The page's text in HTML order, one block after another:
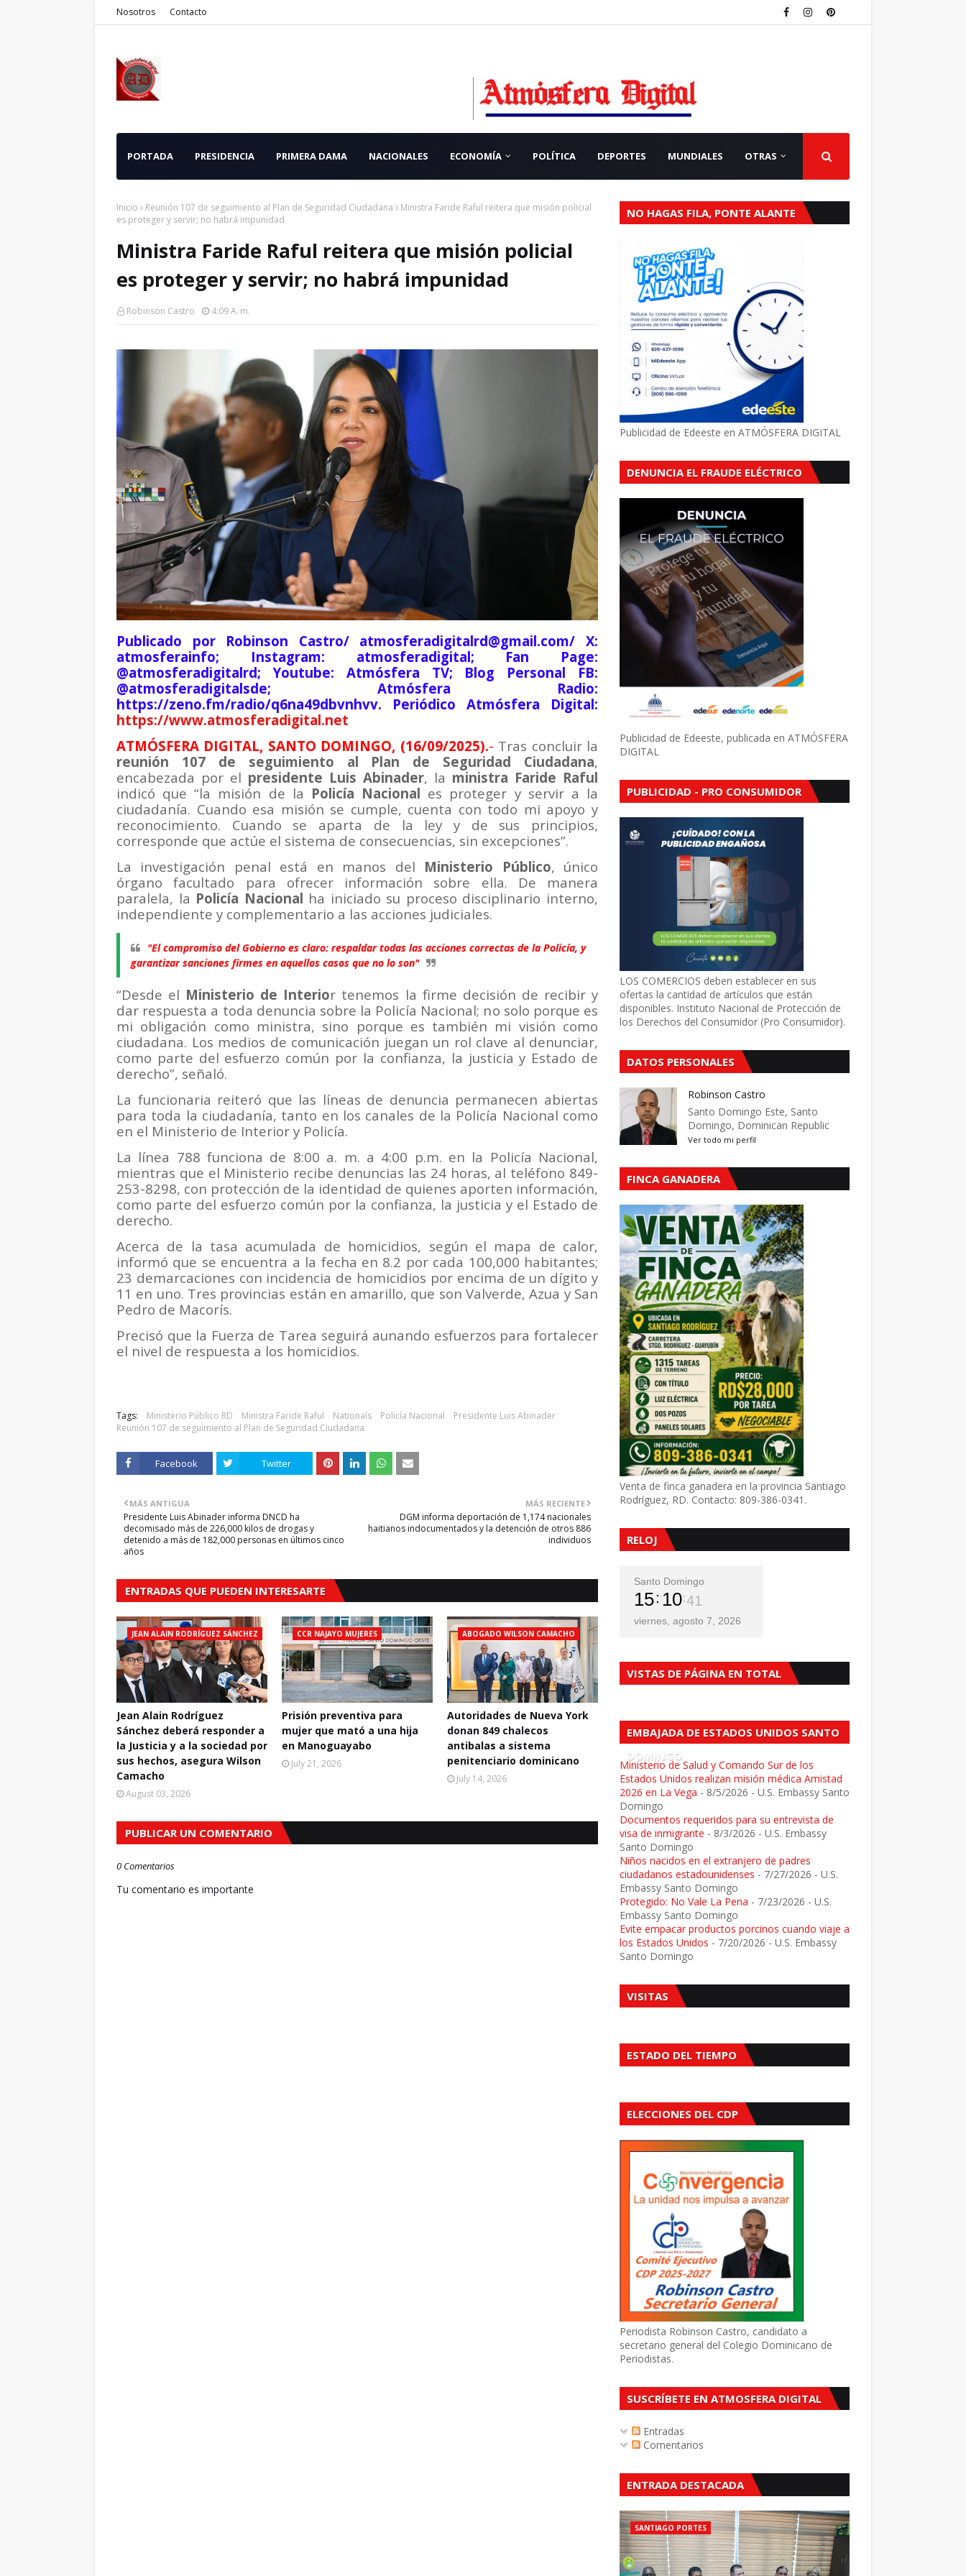
Nosotros Contacto
PORTADA PRESIDENCIA PRIMERA DAMA NACIONALES ECONOMÍA POLÍTICA DEPORTES MUNDIALES OTRAS
Inicio Reunión 107 de seguimiento al Plan de Seguridad Ciudadana
Ministra Faride Raful reitera que misión policial
es proteger y servir; no habrá impunidad
Ministra Faride Raful reitera que misión policial
es proteger y servir; no habrá impunidad
Robinson Castro 4:09 A. M.
Publicado por Robinson Castro/ atmosferadigitalrd@gmail.com/ X:
atmosferainfo; Instagram: atmosferadigital; Fan Page:
@atmosferadigitalrd; Youtube: Atmósfera TV; Blog Personal FB:
@atmosferadigitalsde; Atmósfera Radio:
https://zeno.fm/radio/q6na49dbvnhvv. Periódico Atmósfera Digital:
https://www.atmosferadigital.net
ATMÓSFERA DIGITAL, SANTO DOMINGO, (16/09/2025).- Tras concluir la
reunión 107 de seguimiento al Plan de Seguridad Ciudadana,
encabezada por el presidente Luis Abinader, la ministra Faride Raful
indicó que “la misión de la Policía Nacional es proteger y servir a la
ciudadanía. Cuando esa misión se cumple, cuenta con todo mi apoyo y
reconocimiento. Cuando se aparta de la ley y de sus principios,
corresponde que actúe el sistema de consecuencias, sin excepciones”.
La investigación penal está en manos del Ministerio Público, único
órgano facultado para ofrecer información sobre ella. De manera
paralela, la Policía Nacional ha iniciado su proceso disciplinario interno,
independiente y complementario a las acciones judiciales.
"El compromiso del Gobierno es claro: respaldar todas las acciones correctas de la Policía, y
garantizar sanciones firmes en aquellos casos que no lo son"
“Desde el Ministerio de Interior tenemos la firme decisión de recibir y
dar respuesta a toda denuncia sobre la Policía Nacional; no solo porque es
mi obligación como ministra, sino porque es también mi visión como
ciudadana. Los medios de comunicación juegan un rol clave al denunciar,
como parte del esfuerzo común por la confianza, la justicia y Estado de
derecho”, señaló.
La funcionaria reiteró que las líneas de denuncia permanecen abiertas
para toda la ciudadanía, tanto en los canales de la Policía Nacional como
en el Ministerio de Interior y Policía.
La línea 788 funciona de 8:00 a. m. a 4:00 p.m. en la Policía Nacional,
mientras que el Ministerio recibe denuncias las 24 horas, al teléfono 849-
253-8298, con protección de la identidad de quienes aporten información,
como parte del esfuerzo común por la confianza, la justicia y el Estado de
derecho.
Acerca de la tasa acumulada de homicidios, según el mapa de calor,
informó que se encuentra a la fecha en 8.2 por cada 100,000 habitantes;
23 demarcaciones con incidencia de homicidios por encima de un dígito y
11 en uno. Tres provincias están en amarillo, que son Valverde, Azua y San
Pedro de Macorís.
Precisó que la Fuerza de Tarea seguirá aunando esfuerzos para fortalecer
el nivel de respuesta a los homicidios.
Tags: Ministerio Público RD Ministra Faride Raful Nationals Policía Nacional
Presidente Luis Abinader
Reunión 107 de seguimiento al Plan de Seguridad Ciudadana
Facebook Twitter
MÁS RECIENTE
DGM informa deportación de 1,174 nacionales
haitianos indocumentados y la detención de otros 886
individuos
MÁS ANTIGUA
Presidente Luis Abinader informa DNCD ha
decomisado más de 226,000 kilos de drogas y
detenido a más de 182,000 personas en últimos cinco
años
ENTRADAS QUE PUEDEN INTERESARTE
JEAN ALAIN RODRÍGUEZ SÁNCHEZ
Jean Alain Rodríguez
Sánchez deberá responder a
la Justicia y a la sociedad por
sus hechos, asegura Wilson
Camacho
August 03, 2026
CCR NAJAYO MUJERES
Prisión preventiva para
mujer que mató a una hija
en Manoguayabo
July 21, 2026
ABOGADO WILSON CAMACHO
Autoridades de Nueva York
donan 849 chalecos
antibalas a sistema
penitenciario dominicano
July 14, 2026
PUBLICAR UN COMENTARIO
0 Comentarios
Tu comentario es importante
NO HAGAS FILA, PONTE ALANTE
Publicidad de Edeeste en ATMÓSFERA DIGITAL
DENUNCIA EL FRAUDE ELÉCTRICO
Publicidad de Edeeste, publicada en ATMÓSFERA
DIGITAL
PUBLICIDAD - PRO CONSUMIDOR
LOS COMERCIOS deben establecer en sus
ofertas la cantidad de artículos que están
disponibles. Instituto Nacional de Protección de
los Derechos del Consumidor (Pro Consumidor).
DATOS PERSONALES
Robinson Castro
Santo Domingo Este, Santo
Domingo, Dominican Republic
Ver todo mi perfil
FINCA GANADERA
Venta de finca ganadera en la provincia Santiago
Rodríguez, RD. Contacto: 809-386-0341.
RELOJ
Santo Domingo
15 10 42
viernes, agosto 7, 2026
VISTAS DE PÁGINA EN TOTAL
EMBAJADA DE ESTADOS UNIDOS SANTO
DOMINGO
Ministerio de Salud y Comando Sur de los
Estados Unidos realizan misión médica Amistad
2026 en La Vega - 8/5/2026 - U.S. Embassy Santo
Domingo
Documentos requeridos para su entrevista de
visa de inmigrante - 8/3/2026 - U.S. Embassy
Santo Domingo
Niños nacidos en el extranjero de padres
ciudadanos estadounidenses - 7/27/2026 - U.S.
Embassy Santo Domingo
Protegido: No Vale La Pena - 7/23/2026 - U.S.
Embassy Santo Domingo
Evite empacar productos porcinos cuando viaje a
los Estados Unidos - 7/20/2026 - U.S. Embassy
Santo Domingo
VISITAS
ESTADO DEL TIEMPO
ELECCIONES DEL CDP
Periodista Robinson Castro, candidato a
secretario general del Colegio Dominicano de
Periodistas.
SUSCRÍBETE EN ATMOSFERA DIGITAL
Entradas
Comentarios
ENTRADA DESTACADA
SANTIAGO PORTES